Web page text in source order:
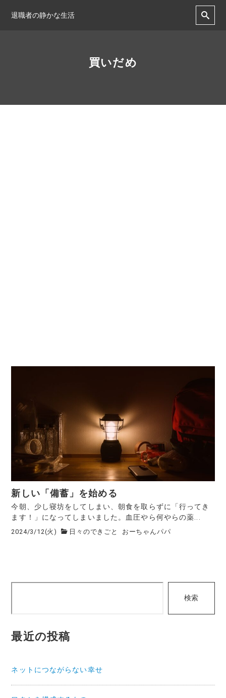
退職者の静かな生活
買いだめ
新しい「備蓄」を始める
今朝、少し寝坊をしてしまい、朝食を取らずに「行ってき
ます！」になってしまいました。血圧やら何やらの薬...
2024/3/12(火) 日々のできごと おーちゃんパパ
検索
最近の投稿
ネットにつながらない幸せ